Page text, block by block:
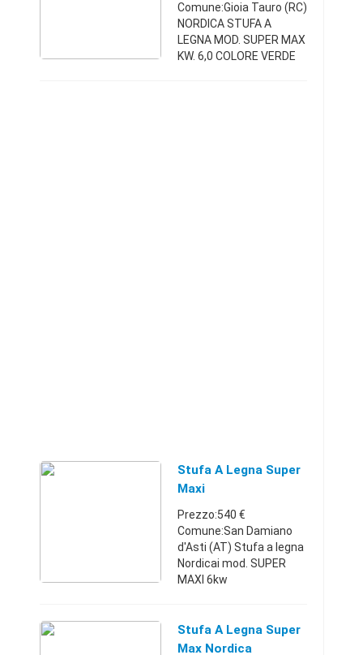
Comune:Gioia Tauro (RC)
NORDICA STUFA A
LEGNA MOD. SUPER MAX
KW. 6,0 COLORE VERDE
Stufa A Legna Super
Maxi
Prezzo:540 €
Comune:San Damiano
d'Asti (AT) Stufa a legna
Nordicai mod. SUPER
MAXI 6kw
Possibilità di detrazione
fiscale del 50% in 10 anni
Stufa A Legna Super
Max Nordica